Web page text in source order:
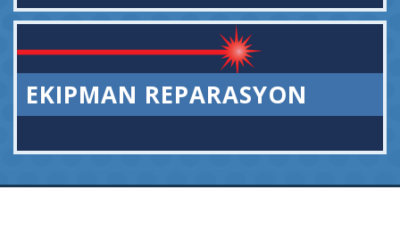
EKIPMAN REPARASYON